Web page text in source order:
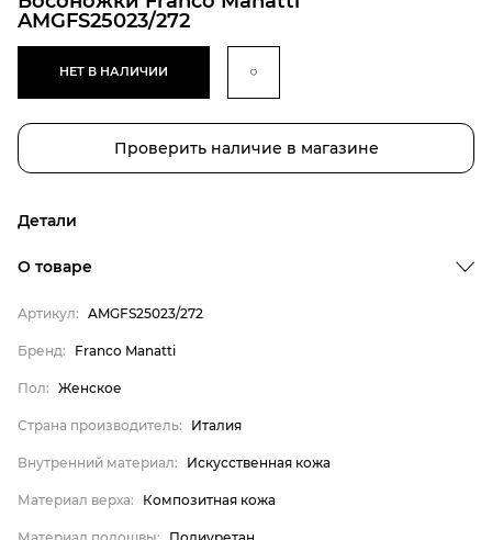
AMGFS25023/272
НЕТ В НАЛИЧИИ
Проверить наличие в магазине
Детали
Страна производитель
Внутренний материал
Материал верха
Материал подошвы
Материал стельки
Женское
О товаре
Артикул: AMGFS25023/272
Бренд: Franco Manatti
Пол: Женское
Страна производитель: Италия
Внутренний материал: Искусственная кожа
Материал верха: Композитная кожа